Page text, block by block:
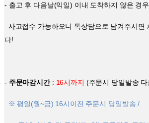
- 출고 후 다음날(익일) 이내 도착하지 않은 경
사고접수 가능하오니 톡상담으로 남겨주시면
다!
- 주문마감시간: 16시까지 (주문시 당일발송
※ 평일(월~금) 16시이전 주문시 당일발송 /